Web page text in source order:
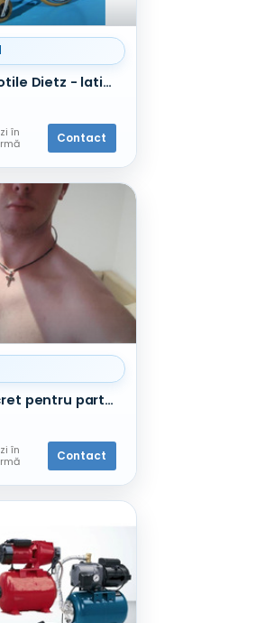
Scaun cu rotile Dietz - latime sezut 39 cm
zi în
Contact
Gigolo discret pentru parteneră Constanța
zi în
Contact